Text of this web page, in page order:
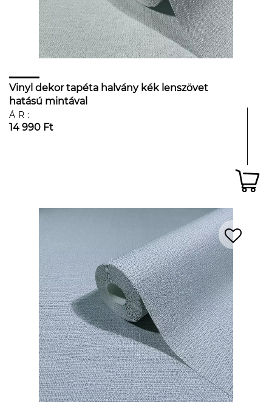
Vinyl dekor tapéta halvány kék lenszövet
hatású mintával
ÁR:
14 990 Ft